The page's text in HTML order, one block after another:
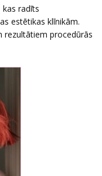
radīts
estētikas klīnikām.
rezultātiem procedūrās